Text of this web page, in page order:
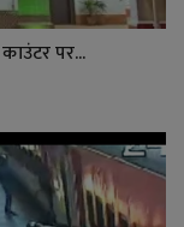
पर...